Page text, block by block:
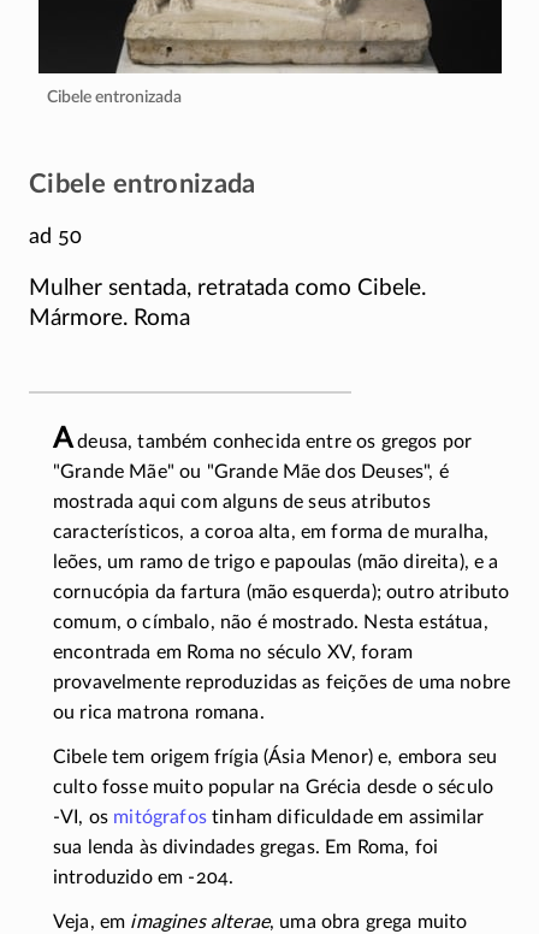
Cibele entronizada
Cibele entronizada
ad 50
Mulher sentada, retratada como Cibele.
Mármore. Roma
Adeusa, também conhecida entre os gregos por
"Grande Mãe" ou "Grande Mãe dos Deuses", é
mostrada aqui com alguns de seus atributos
característicos, a coroa alta, em forma de muralha,
leões, um ramo de trigo e papoulas (mão direita), e a
cornucópia da fartura (mão esquerda); outro atributo
comum, o címbalo, não é mostrado. Nesta estátua,
encontrada em Roma no século XV, foram
provavelmente reproduzidas as feições de uma nobre
ou rica matrona romana.
Cibele tem origem frígia (Ásia Menor) e, embora seu
culto fosse muito popular na Grécia desde o século
-VI , os mitógrafostinham dificuldade em assimilar
sua lenda às divindades gregas. Em Roma, foi
introduzido em -204.
Veja, em imagines alterae, uma obra grega muito